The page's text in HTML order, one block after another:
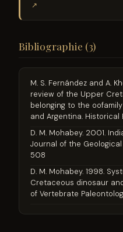
↗
Bibliographie (3)
M. S. Fernández and A.
review of the Upper
belonging to the
and Argentina. Historical
D. M. Mohabey. 2001.
Journal of the
508
D. M. Mohabey. 1998.
Cretaceous dinosaur
of Vertebrate